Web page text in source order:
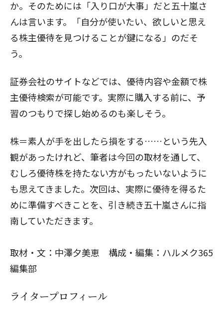
か。そのためには「入り口が大事」だと五十嵐さ
んは言います。「自分が使いたい、欲しいと思え
る株主優待を見つけることが鍵になる」のだそ
う。
証券会社のサイトなどでは、優待内容や金額で株
主優待検索が可能です。実際に購入する前に、予
習のつもりで探し始めるのも楽しそう。
株＝素人が手を出したら損をする……という先入
観があったけれど、筆者は今回の取材を通して、
むしろ優待株を持たない方がもったいないように
も思えてきました。次回は、 実際に優待を得るた
めに準備すべきことを、引き続き五十嵐さんに指
南していただきます。
取材・文：中澤夕美恵 構成・編集：ハルメク365
編集部
ライタープロフィール